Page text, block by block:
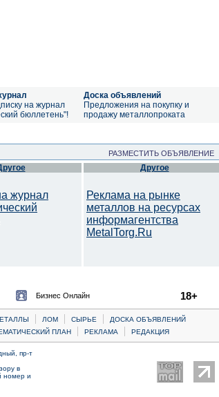
на журнал
бюллетень"!
Доска объявлений
Предложения на покупку и
продажу металлопроката
РАЗМЕСТИТЬ ОБЪЯВЛЕНИЕ
журнал
Другое
Реклама на рынке
металлов на ресурсах
информагентства
MetalTorg.Ru
Бизнес Онлайн 18+
| ЛОМ | CЫРЬЕ |
ДОСКА ОБЪЯВЛЕНИЙ
ПЛАН | РЕКЛАМА | РЕДАКЦИЯ
пр-т
в
номер и